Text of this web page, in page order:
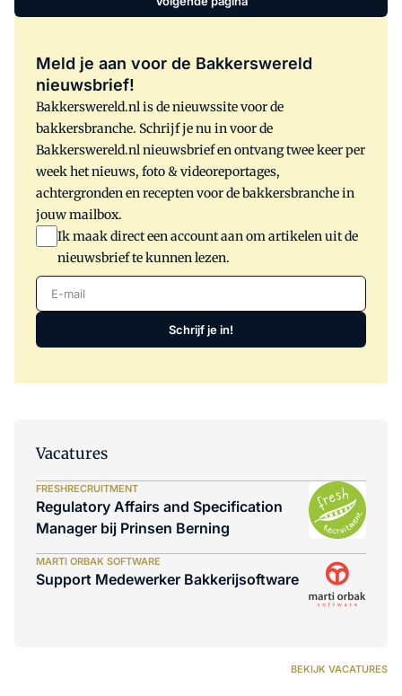
Meld je aan voor de Bakkerswereld
nieuwsbrief!
Bakkerswereld.nl is de nieuwssite voor de
bakkersbranche. Schrijf je nu in voor de
Bakkerswereld.nl nieuwsbrief en ontvang twee keer per
week het nieuws, foto & videoreportages,
achtergronden en recepten voor de bakkersbranche in
jouw mailbox.
Ik maak direct een account aan om artikelen uit de
nieuwsbrief te kunnen lezen.
E-mail
Schrijf je in!
Vacatures
FRESHRECRUITMENT
Regulatory Affairs and Specification
Manager bij Prinsen Berning
MARTI ORBAK SOFTWARE
Support Medewerker Bakkerijsoftware
BEKIJK VACATURES